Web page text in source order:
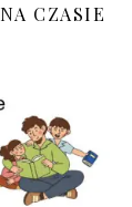
CZASIE